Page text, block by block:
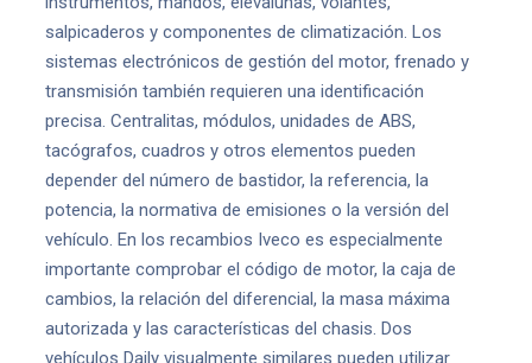
salpicaderos y componentes de climatización. Los
sistemas electrónicos de gestión del motor, frenado y
transmisión también requieren una identificación
precisa. Centralitas, módulos, unidades de ABS,
tacógrafos, cuadros y otros elementos pueden
depender del número de bastidor, la referencia, la
potencia, la normativa de emisiones o la versión del
vehículo. En los recambios Iveco es especialmente
importante comprobar el código de motor, la caja de
cambios, la relación del diferencial, la masa máxima
autorizada y las características del chasis. Dos
vehículos Daily visualmente similares pueden utilizar